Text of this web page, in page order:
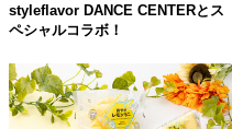
styleflavor DANCE CENTERとス
ペシャルコラボ！